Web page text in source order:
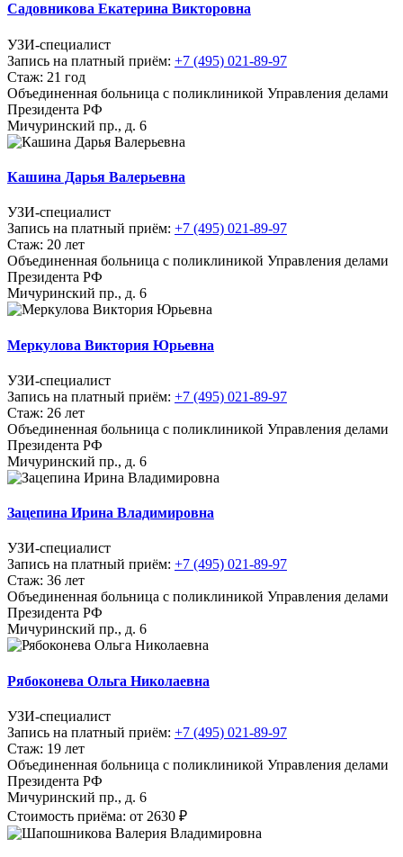
Садовникова Екатерина Викторовна
УЗИ-специалист
Запись на платный приём: +7 (495) 021-89-97
Стаж: 21 год
Объединенная больница с поликлиникой Управления делами
Президента РФ
Мичуринский пр., д. 6
Кашина Дарья Валерьевна
УЗИ-специалист
Запись на платный приём: +7 (495) 021-89-97
Стаж: 20 лет
Объединенная больница с поликлиникой Управления делами
Президента РФ
Мичуринский пр., д. 6
Меркулова Виктория Юрьевна
УЗИ-специалист
Запись на платный приём: +7 (495) 021-89-97
Стаж: 26 лет
Объединенная больница с поликлиникой Управления делами
Президента РФ
Мичуринский пр., д. 6
Зацепина Ирина Владимировна
УЗИ-специалист
Запись на платный приём: +7 (495) 021-89-97
Стаж: 36 лет
Объединенная больница с поликлиникой Управления делами
Президента РФ
Мичуринский пр., д. 6
Рябоконева Ольга Николаевна
УЗИ-специалист
Запись на платный приём: +7 (495) 021-89-97
Стаж: 19 лет
Объединенная больница с поликлиникой Управления делами
Президента РФ
Мичуринский пр., д. 6
Стоимость приёма: от 2630 ₽